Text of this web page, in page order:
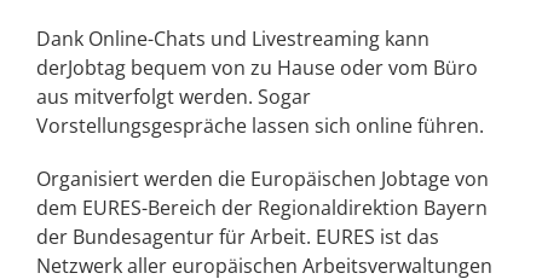
Dank Online-Chats und Livestreaming kann
derJobtag bequem von zu Hause oder vom Büro
aus mitverfolgt werden. Sogar
Vorstellungsgespräche lassen sich online führen.
Organisiert werden die Europäischen Jobtage von
dem EURES-Bereich der Regionaldirektion Bayern
der Bundesagentur für Arbeit. EURES ist das
Netzwerk aller europäischen Arbeitsverwaltungen